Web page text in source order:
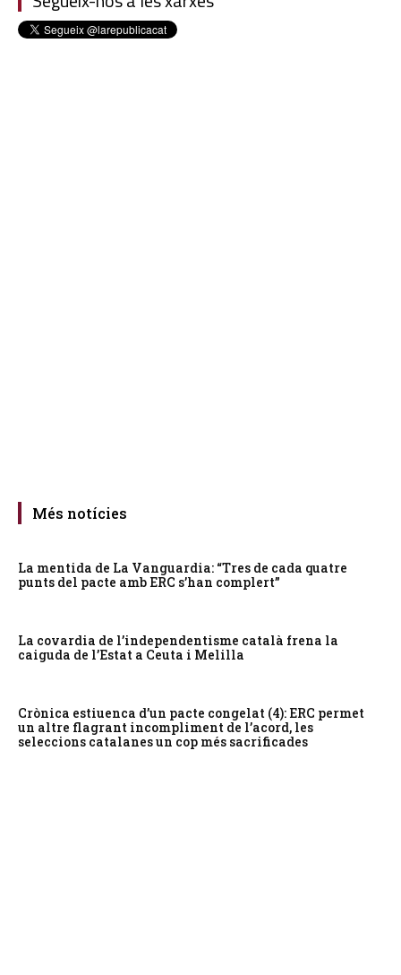
Més notícies
La mentida de La Vanguardia: “Tres de cada quatre
punts del pacte amb ERC s’han complert”
La covardia de l’independentisme català frena la
caiguda de l’Estat a Ceuta i Melilla
Crònica estiuenca d’un pacte congelat (4): ERC permet
un altre flagrant incompliment de l’acord, les
seleccions catalanes un cop més sacrificades